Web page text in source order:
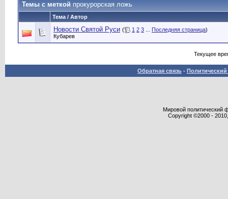
Темы с меткой прокурорская ложь
Тема / Автор
Новости Святой Руси ( 1 2 3 Последняя страница)
Кубарев
Текущее
Обратная связь -
Мировой политический
Copyright ©2000 -